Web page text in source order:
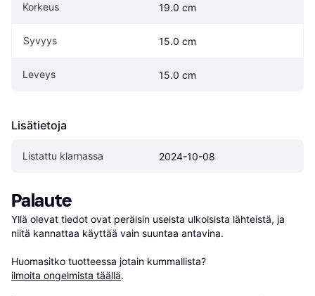
Korkeus 19.0 cm
Syvyys 15.0 cm
Leveys 15.0 cm
Lisätietoja
Listattu klarnassa 2024-10-08
Palaute
Yllä olevat tiedot ovat peräisin useista ulkoisista lähteistä, ja
niitä kannattaa käyttää vain suuntaa antavina.
Huomasitko tuotteessa jotain kummallista?
ilmoita ongelmista täällä.